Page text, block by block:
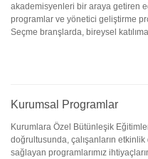
akademisyenleri bir araya getiren
programlar ve yönetici geliştirme
Seçme branşlarda, bireysel
Kurumsal Programlar
Kurumlara Özel Bütünleşik
doğrultusunda, çalışanların etkinlik
sağlayan programlarımız